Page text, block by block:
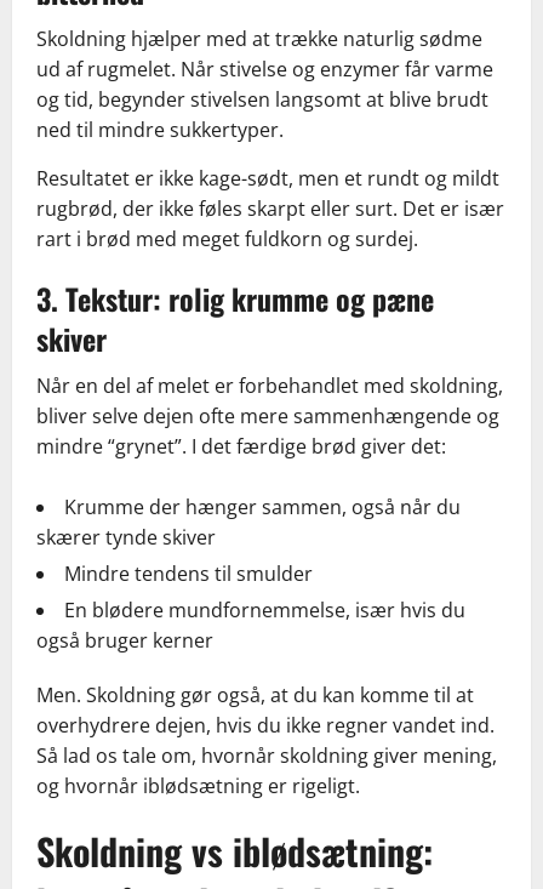
Skoldning hjælper med at trække naturlig sødme
ud af rugmelet. Når stivelse og enzymer får varme
og tid, begynder stivelsen langsomt at blive brudt
ned til mindre sukkertyper.
Resultatet er ikke kage-sødt, men et rundt og mildt
rugbrød, der ikke føles skarpt eller surt. Det er især
rart i brød med meget fuldkorn og surdej.
3. Tekstur: rolig krumme og pæne
skiver
Når en del af melet er forbehandlet med skoldning,
bliver selve dejen ofte mere sammenhængende og
mindre “grynet”. I det færdige brød giver det:
Krumme der hænger sammen, også når du
skærer tynde skiver
Mindre tendens til smulder
En blødere mundfornemmelse, især hvis du
også bruger kerner
Men. Skoldning gør også, at du kan komme til at
overhydrere dejen, hvis du ikke regner vandet ind.
Så lad os tale om, hvornår skoldning giver mening,
og hvornår iblødsætning er rigeligt.
Skoldning vs iblødsætning: